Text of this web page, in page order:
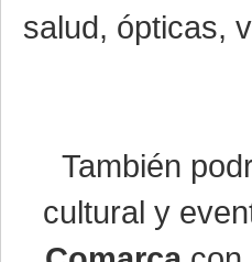
salud, ópticas,
También
cultural y